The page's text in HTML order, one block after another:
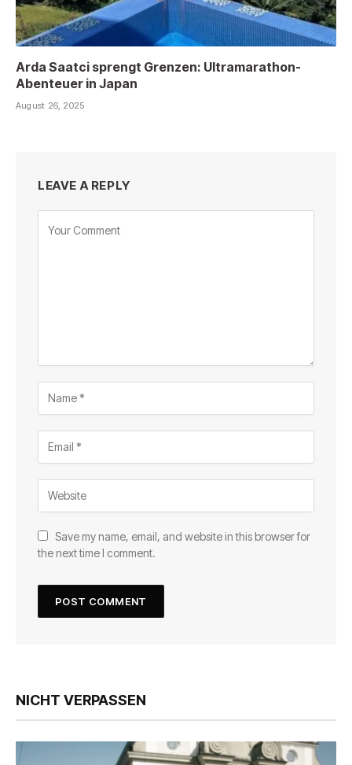
Arda Saatci sprengt Grenzen: Ultramarathon-
Abenteuer in Japan
August 26, 2025
LEAVE A REPLY
Save my name, email, and website in this browser for
the next time I comment.
NICHT VERPASSEN